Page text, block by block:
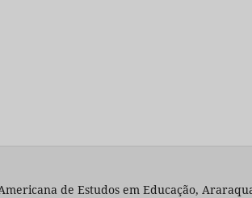
de Estudos em Educação,